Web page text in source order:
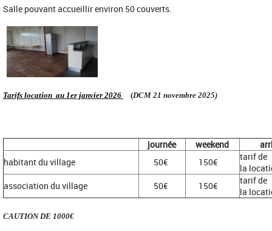
Salle pouvant accueillir environ 50 couverts.
Tarifs location au 1er janvier 2026 (DCM 21 novembre 2025)
journée weekend
habitant du village
50€ 150€
tarif de
la
association du village
50€ 150€
tarif de
la
CAUTION DE 1000€